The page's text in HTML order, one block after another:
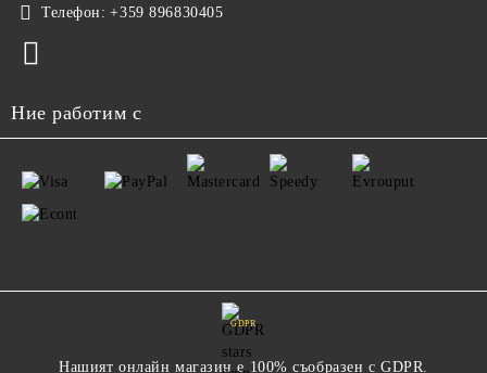
Телефон: +359 896830405
Ние работим с
GDPR
Нашият онлайн магазин е 100% съобразен с GDPR.